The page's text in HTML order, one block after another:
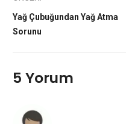
Yağ Çubuğundan Yağ Atma
Sorunu
5 Yorum